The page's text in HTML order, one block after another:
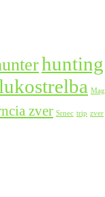
hunting
zver Srnec trip zver